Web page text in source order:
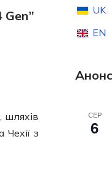
шляхів
з
UK
EN
СЕР
6